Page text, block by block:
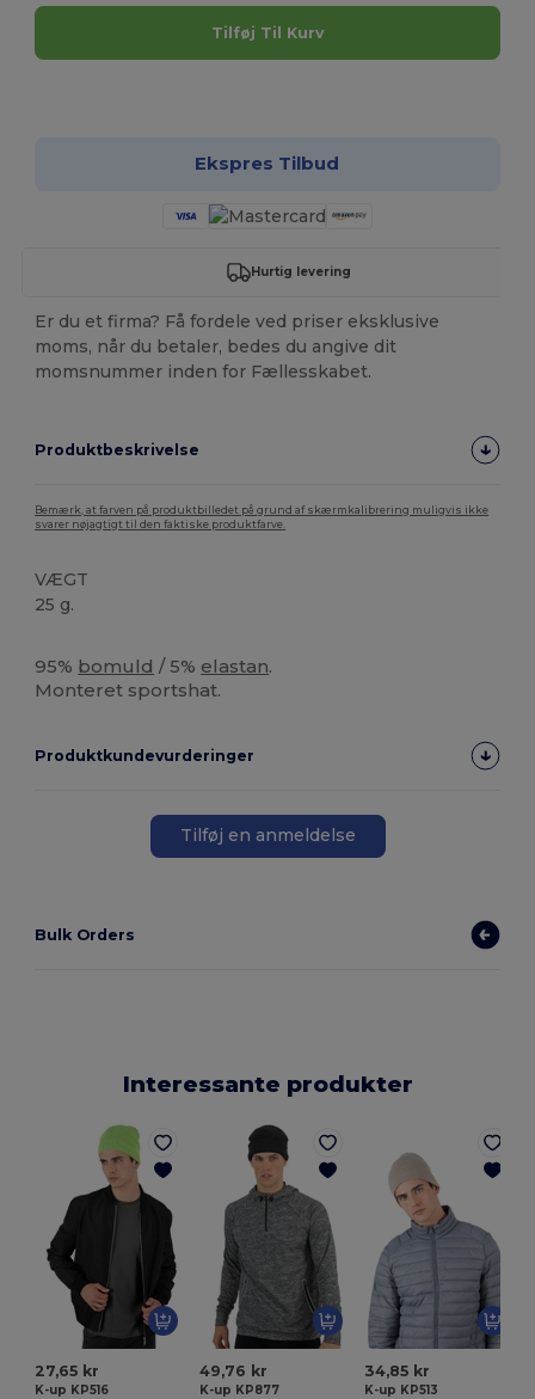
Tilføj Til Kurv
Ekspres Tilbud
Hurtig levering
Er du et firma? Få fordele ved priser eksklusive
moms, når du betaler, bedes du angive dit
momsnummer inden for Fællesskabet.
Produktbeskrivelse
Bemærk, at farven på produktbilledet på grund af skærmkalibrering muligvis ikke
svarer nøjagtigt til den faktiske produktfarve.
VÆGT
25 g.
95% bomuld / 5% elastan.
Monteret sportshat.
Produktkundevurderinger
Tilføj en anmeldelse
Bulk Orders
Interessante produkter
27,65 kr
K-up KP516
49,76 kr
K-up KP877
34,85 kr
K-up KP513